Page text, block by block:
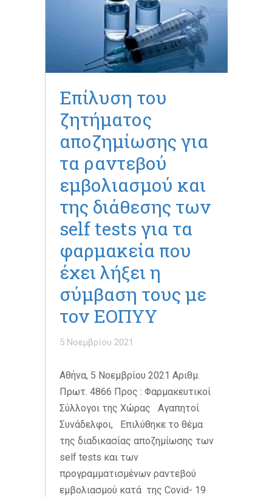
Επίλυση του
ζητήματος
αποζημίωσης για
τα ραντεβού
εμβολιασμού και
της διάθεσης των
self tests για τα
φαρμακεία που
έχει λήξει η
σύμβαση τους με
τον ΕΟΠΥΥ
5 Νοεμβρίου 2021
Αθήνα, 5 Νοεμβρίου 2021 Αριθμ.
Πρωτ. 4866 Προς : Φαρμακευτικοί
Σύλλογοι της Χώρας Αγαπητοί
Συνάδελφοι, Επιλύθηκε το θέμα
της διαδικασίας αποζημίωσης των
self tests και των
προγραμματισμένων ραντεβού
εμβολιασμού κατά της Covid- 19